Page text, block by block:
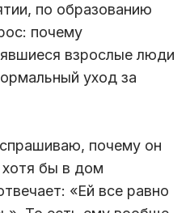
по образованию
почему
взрослые люди
уход за
почему он
бы в дом
«Ей все равно